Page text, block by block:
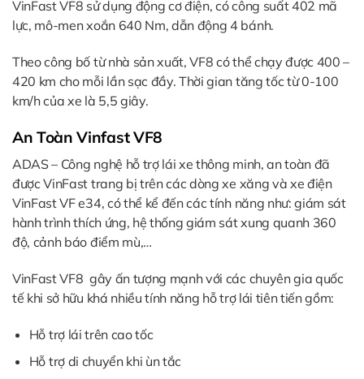
VinFast VF8 sử dụng động cơ điện, có công suất 402 mã
lực, mô-men xoắn 640 Nm, dẫn động 4 bánh.
Theo công bố từ nhà sản xuất, VF8 có thể chạy được 400 –
420 km cho mỗi lần sạc đầy. Thời gian tăng tốc từ 0-100
km/h của xe là 5,5 giây.
An Toàn Vinfast VF8
ADAS – Công nghệ hỗ trợ lái xe thông minh, an toàn đã
được VinFast trang bị trên các dòng xe xăng và xe điện
VinFast VF e34, có thể kể đến các tính năng như: giám sát
hành trình thích ứng, hệ thống giám sát xung quanh 360
độ, cảnh báo điểm mù,…
VinFast VF8 gây ấn tượng mạnh với các chuyên gia quốc
tế khi sở hữu khá nhiều tính năng hỗ trợ lái tiên tiến gồm:
Hỗ trợ lái trên cao tốc
Hỗ trợ di chuyển khi ùn tắc